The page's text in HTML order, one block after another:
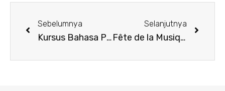
Sebelumnya
Kursus Bahasa Prancis Offline Selama Liburan Sekolah
Selanjutnya
Fête de la Musique 2022 – Bandung